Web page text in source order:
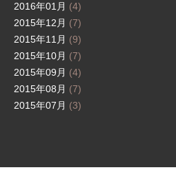
2016年01月 (4)
2015年12月 (7)
2015年11月 (9)
2015年10月 (7)
2015年09月 (4)
2015年08月 (7)
2015年07月 (3)